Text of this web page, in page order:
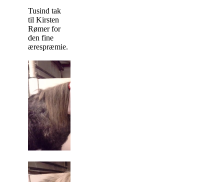
Tusind tak
til Kirsten
Rømer for
den fine
ærespræmie.